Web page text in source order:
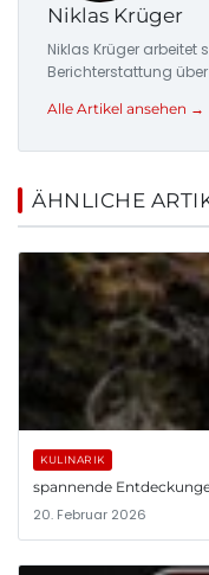
Niklas Krüger
Niklas Krüger
Berichterstattung
Alle Artikel ansehen →
ÄHNLICHE
KULINARIK
spannende
20. Februar 2026